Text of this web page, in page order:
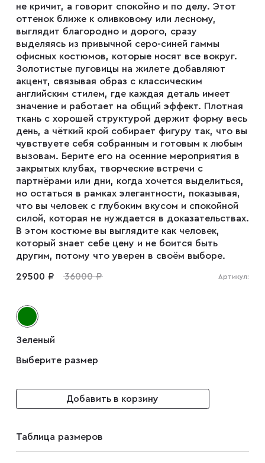
Куртки
Рубашки
Брюки
Парки
Плащи
Пуховики
Пиджаки
Водолазки
Зажимы для галстуков
не кричит, а говорит спокойно и по делу. Этот
оттенок ближе к оливковому или лесному,
выглядит благородно и дорого, сразу
выделяясь из привычной серо-синей гаммы
офисных костюмов, которые носят все вокруг.
Золотистые пуговицы на жилете добавляют
акцент, связывая образ с классическим
английским стилем, где каждая деталь имеет
значение и работает на общий эффект. Плотная
ткань с хорошей структурой держит форму весь
день, а чёткий крой собирает фигуру так, что вы
чувствуете себя собранным и готовым к любым
вызовам. Берите его на осенние мероприятия в
закрытых клубах, творческие встречи с
партнёрами или дни, когда хочется выделиться,
но остаться в рамках элегантности, показывая,
что вы человек с глубоким вкусом и спокойной
силой, которая не нуждается в доказательствах.
В этом костюме вы выглядите как человек,
который знает себе цену и не боится быть
другим, потому что уверен в своём выборе.
29500 ₽ 36000 ₽ Артикул:
Зеленый
Выберите размер
Добавить в корзину
Таблица размеров